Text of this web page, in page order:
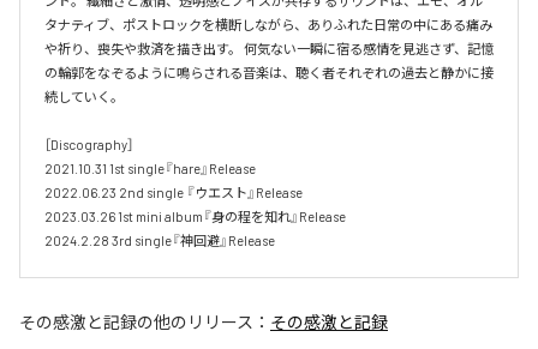
タナティブ、ポストロックを横断しながら、ありふれた日常の中にある痛み
や祈り、喪失や救済を描き出す。 何気ない一瞬に宿る感情を見逃さず、記憶
の輪郭をなぞるように鳴らされる音楽は、聴く者それぞれの過去と静かに接
続していく。
［Discography］
2021.10.31 1st single『hare』Release
2022.06.23 2nd single 『ウエスト』Release
2023.03.26 1st mini album『身の程を知れ』Release
2024.2.28 3rd single『神回避』Release
その感激と記録の他のリリース： その感激と記録